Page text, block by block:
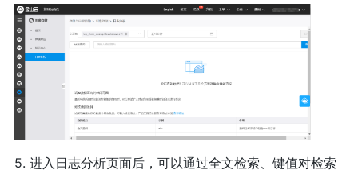
5. 进入日志分析页面后，可以通过全文检索、键值对检索